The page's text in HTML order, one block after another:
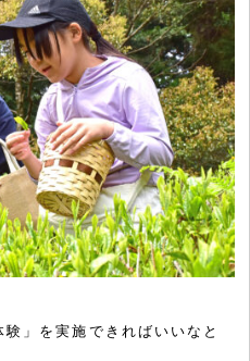
」を実施できればいいなと